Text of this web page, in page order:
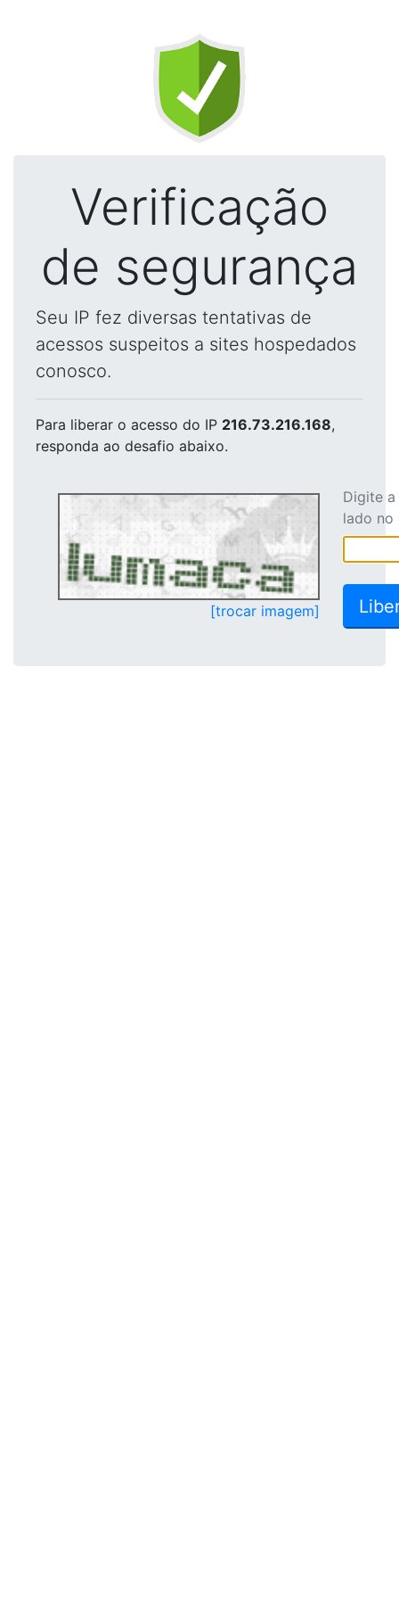
Verificação
de segurança
Seu IP fez diversas tentativas de
acessos suspeitos a sites hospedados
conosco.
Para liberar o acesso do IP 216.73.216.168,
responda ao desafio abaixo.
[trocar imagem]
Digite
lado no